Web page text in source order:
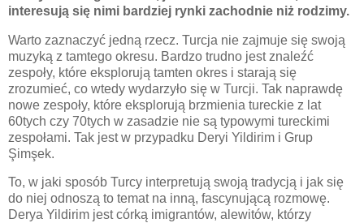
interesują się nimi bardziej rynki zachodnie niż rodzimy.
Warto zaznaczyć jedną rzecz. Turcja nie zajmuje się swoją
muzyką z tamtego okresu. Bardzo trudno jest znaleźć
zespoły, które eksplorują tamten okres i starają się
zrozumieć, co wtedy wydarzyło się w Turcji. Tak naprawdę
nowe zespoły, które eksplorują brzmienia tureckie z lat
60tych czy 70tych w zasadzie nie są typowymi tureckimi
zespołami. Tak jest w przypadku Deryi Yildirim i Grup
Şimşek.
To, w jaki sposób Turcy interpretują swoją tradycją i jak się
do niej odnoszą to temat na inną, fascynującą rozmowę.
Derya Yildirim jest córką imigrantów, alewitów, którzy